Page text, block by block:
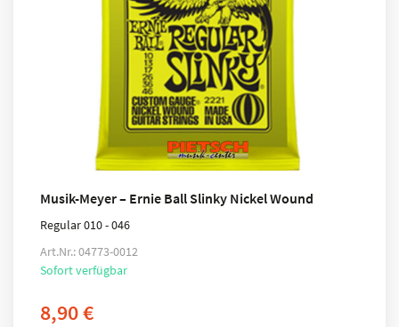
Musik-Meyer – Ernie Ball Slinky Nickel Wound
Regular 010 - 046
Art.Nr.: 04773-0012
Sofort verfügbar
8,90€